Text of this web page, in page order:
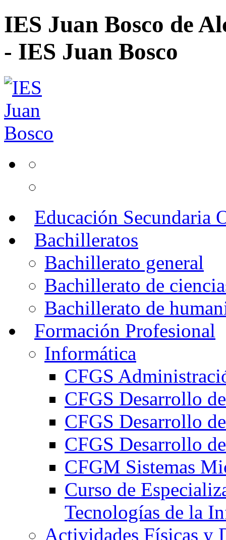
IES Juan Bosco de
- IES Juan Bosco
Educación Secundaria
Bachilleratos
Bachillerato general
Bachillerato de
Bachillerato de
Formación Profesional
Informática
CFGS
CFGS Desarrollo
CFGS Desarrollo
CFGS Desarrollo
CFGM Sistemas
Curso de
Tecnologías de la
Actividades Físicas y